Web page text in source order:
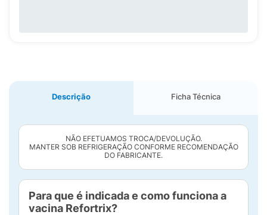
Descrição Ficha Técnica
NÃO EFETUAMOS TROCA/DEVOLUÇÃO.
MANTER SOB REFRIGERAÇÃO CONFORME RECOMENDAÇÃO
DO FABRICANTE.
Para que é indicada e como funciona a
vacina Refortrix?